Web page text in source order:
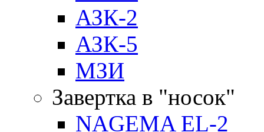
АЗК-2
АЗК-5
МЗИ
Завертка в "носок"
NAGEMA EL-2